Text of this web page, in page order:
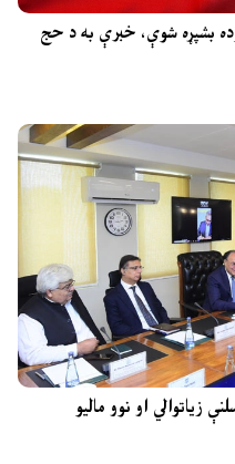
بشپړه شوې، خبرې به د حج
ایف د پیټرولیم لیوي کې د ۱۸ سلنې زیاتوالي او نوو مالیو